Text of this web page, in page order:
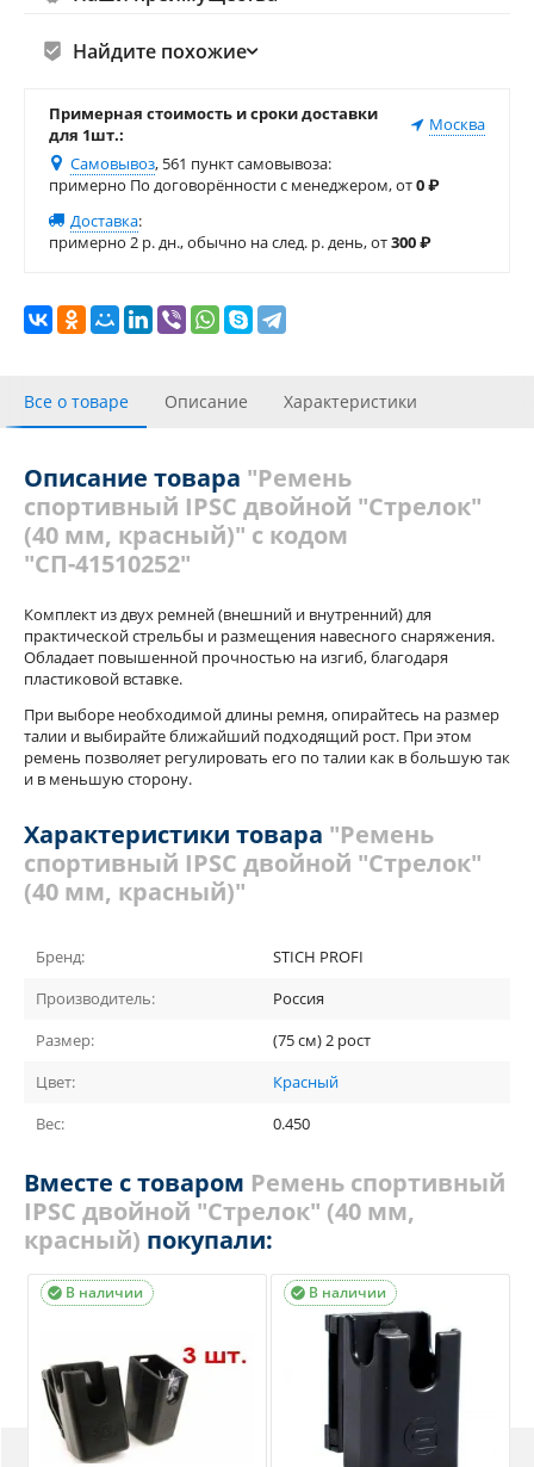
Найдите похожие
Примерная стоимость и сроки доставки
для 1шт.:
Москва
Самовывоз, 561 пункт самовывоза:
примерно По договорённости с менеджером, от0₽
Доставка:
примерно 2 р. дн., обычно на след. р. день, от300₽
Все о товаре Описание Характеристики
Описание товара "Ремень
спортивный IPSC двойной "Стрелок"
(40 мм, красный)" с кодом
"СП-41510252"
Комплект из двух ремней (внешний и внутренний) для
практической стрельбы и размещения навесного снаряжения.
Обладает повышенной прочностью на изгиб, благодаря
пластиковой вставке.
При выборе необходимой длины ремня, опирайтесь на размер
талии и выбирайте ближайший подходящий рост. При этом
ремень позволяет регулировать его по талии как в большую так
и в меньшую сторону.
Характеристики товара "Ремень
спортивный IPSC двойной "Стрелок"
(40 мм, красный)"
Бренд:
STICH PROFI
Производитель:
Россия
Размер:
(75 см) 2 рост
Цвет:
Красный
Вес:
0.450
Вместе с товаром Ремень спортивный
IPSC двойной "Стрелок" (40 мм,
красный) покупали:
В наличии
 В наличии
